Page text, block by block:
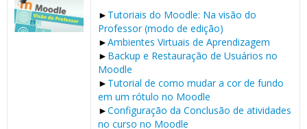
► Tutoriais do Moodle: Na visão do
Professor (modo de edição)
►Ambientes Virtuais de Aprendizagem
► Backup e Restauração de Usuários no
Moodle
► Tutorial de como mudar a cor de fundo
em um rótulo no Moodle
►Configuração da Conclusão de atividades
no curso no Moodle